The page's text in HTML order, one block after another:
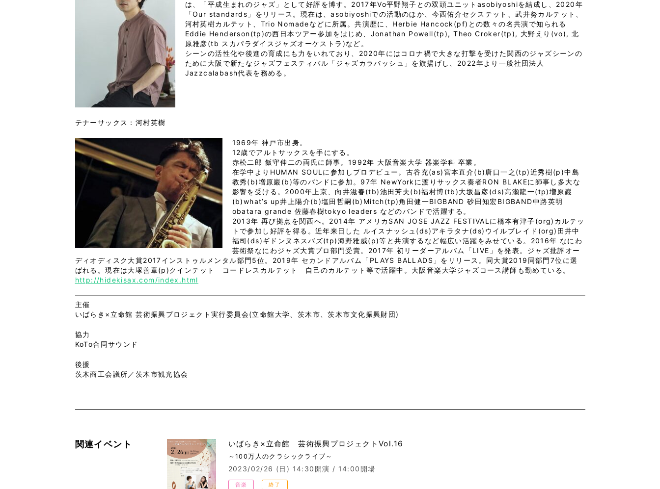
は、「平成生まれのジャズ」として好評を博す。2017年Vo平野翔子との双頭ユニットasobiyoshiを結成し、2020年
「Our standards」をリリース。現在は、asobiyoshiでの活動のほか、今西佑介セクステット、武井努カルテット、
河村英樹カルテット、Trio Nomadeなどに所属。共演歴に、Herbie Hancock(pf)との数々の名共演で知られる
Eddie Henderson(tp)の西日本ツアー参加をはじめ、Jonathan Powell(tp), Theo Croker(tp), 大野えり(vo), 北
原雅彦(tb スカパラダイスジャズオーケストラ)など。
シーンの活性化や後進の育成にも力をいれており、2020年にはコロナ禍で大きな打撃を受けた関西のジャズシーンの
ために大阪で新たなジャズフェスティバル「ジャズカラバッシュ」を旗揚げし、2022年より一般社団法人
Jazzcalabash代表を務める。
テナーサックス：河村英樹
1969年 神戸市出身。
12歳でアルトサックスを手にする。
赤松二郎 飯守伸二の両氏に師事。1992年 大阪音楽大学 器楽学科 卒業。
在学中よりHUMAN SOULに参加しプロデビュー。古谷充(as)宮本直介(b)唐口一之(tp)近秀樹(p)中島
教秀(b)増原巖(b)等のバンドに参加。97年 NewYorkに渡りサックス奏者RON BLAKEに師事し多大な
影響を受ける。2000年上京、向井滋春(tb)池田芳夫(b)福村博(tb)大坂昌彦(ds)高瀬龍一(tp)増原巖
(b)what’s up井上陽介(b)塩田哲嗣(b)Mitch(tp)角田健一BIGBAND 砂田知宏BIGBAND中路英明
obatara grande 佐藤春樹tokyo leaders などのバンドで活躍する。
2013年 再び拠点を関西へ。2014年 アメリカSAN JOSE JAZZ FESTIVALに橋本有津子(org)カルテッ
トで参加し好評を得る。近年来日した ルイスナッシュ(ds)アキラタナ(ds)ウイルブレイド(org)田井中
福司(ds)ギドンヌネスバズ(tp)海野雅威(p)等と共演するなど幅広い活躍をみせている。2016年 なにわ
芸術祭なにわジャズ大賞プロ部門受賞。2017年 初リーダーアルバム「LIVE」を発表。ジャズ批評オー
ディオディスク大賞2017インストゥルメンタル部門5位。2019年 セカンドアルバム「PLAYS BALLADS」をリリース。同大賞2019同部門7位に選
ばれる。現在は大塚善章(p)クインテット コードレスカルテット 自己のカルテット等で活躍中。大阪音楽大学ジャズコース講師も勤めている。
http://hidekisax.com/index.html
主催
いばらき×立命館 芸術振興プロジェクト実行委員会(立命館大学、茨木市、茨木市文化振興財団)
協力
KoTo合同サウンド
後援
茨木商工会議所／茨木市観光協会
関連イベント いばらき×立命館 芸術振興プロジェクトVol.16
～100万人のクラシックライブ～
2023/02/26 (日) 14:30開演 / 14:00開場
音楽 終了